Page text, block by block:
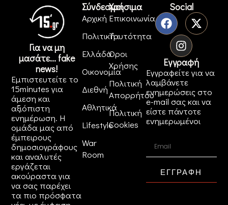
Για να μη
μασάτε... fake
news!
Εμπιστευτείτε το
15minutes για
άμεση και
αξιόπιστη
ενημέρωση. Η
ομάδα μας από
έμπειρους
δημοσιογράφους
και αναλυτές
εργάζεται
ακούραστα για
να σας παρέχει
τα πιο πρόσφατα
Σύνδεσμοι
Αρχική
Πολιτική
Ελλάδα
Οικονομία
Διεθνή
Αθλητικά
Lifestyle
War
Room
Χρήσιμα
Επικοινωνία
Ταυτότητα
Όροι
Χρήσης
Πολιτική
Απορρήτου
Πολιτική
Cookies
Social
Εγγραφή
Εγγραφείτε για να
λαμβάνετε
ενημερώσεις στο
e-mail σας και να
είστε πάντοτε
ενημερωμένοι
ΕΓΓΡΑΦΗ